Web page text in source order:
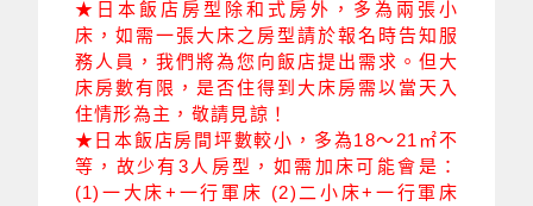
★日本飯店房型除和式房外，多為兩張小
床，如需一張大床之房型請於報名時告知服
務人員，我們將為您向飯店提出需求。但大
床房數有限，是否住得到大床房需以當天入
住情形為主，敬請見諒！
★日本飯店房間坪數較小，多為18～21㎡不
等，故少有3人房型，如需加床可能會是：
(1)一大床+一行軍床 (2)二小床+一行軍床